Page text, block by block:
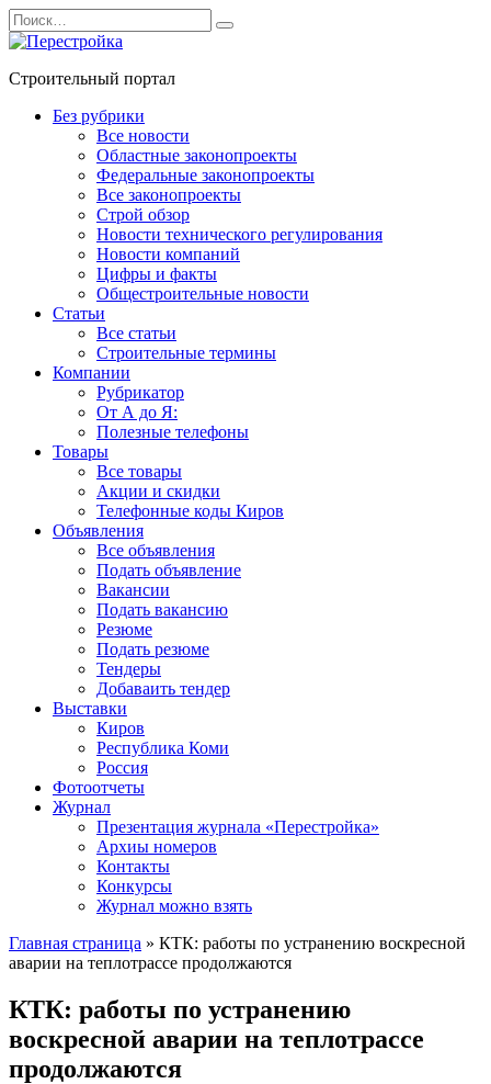
Перейти
к
содержанию
Search
for:
Строительный портал
Без рубрики
Все новости
Областные законопроекты
Федеральные законопроекты
Все законопроекты
Строй обзор
Новости технического регулирования
Новости компаний
Цифры и факты
Общестроительные новости
Статьи
Все статьи
Строительные термины
Компании
Рубрикатор
От А до Я:
Полезные телефоны
Товары
Все товары
Акции и скидки
Телефонные коды Киров
Объявления
Все объявления
Подать объявление
Вакансии
Подать вакансию
Резюме
Подать резюме
Тендеры
Добаваить тендер
Выставки
Киров
Республика Коми
Россия
Фотоотчеты
Журнал
Презентация журнала «Перестройка»
Архиы номеров
Контакты
Конкурсы
Журнал можно взять
Главная страница » КТК: работы по устранению воскресной
аварии на теплотрассе продолжаются
КТК: работы по устранению
воскресной аварии на теплотрассе
продолжаются